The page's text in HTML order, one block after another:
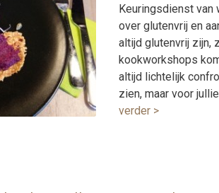
Keuringsdienst van
over glutenvrij en
altijd glutenvrij zijn,
kookworkshops
altijd lichtelijk
zien, maar voor
verder >